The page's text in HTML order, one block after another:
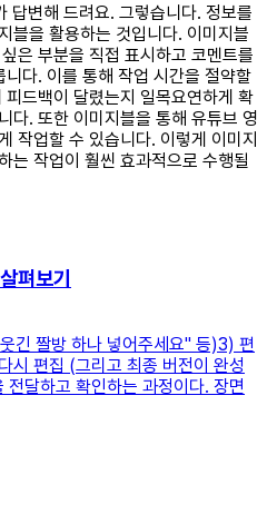
답변해 드려요. 그렇습니다. 정보를
블을 활용하는 것입니다. 이미지블
은 부분을 직접 표시하고 코멘트를
다. 이를 통해 작업 시간을 절약할
드백이 달렸는지 일목요연하게 확
다. 또한 이미지블을 통해 유튜브 영
작업할 수 있습니다. 이렇게 이미지
는 작업이 훨씬 효과적으로 수행될
펴보기
긴 짤방 하나 넣어주세요" 등)3) 편
시 편집 (그리고 최종 버전이 완성
달하고 확인하는 과정이다. 장면